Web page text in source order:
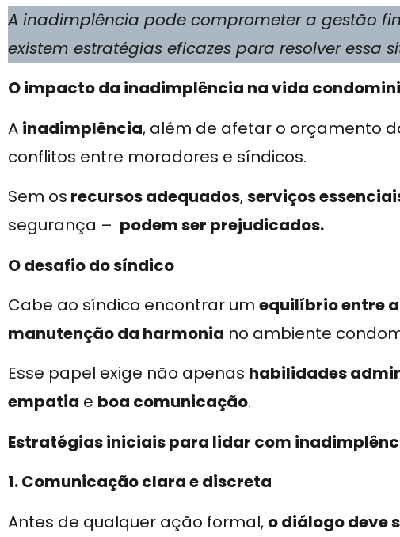
A inadimplência pode comprometer a gestão
existem estratégias eficazes para resolver essa
O impacto da inadimplência na vida
A inadimplência, além de afetar o orçamento
conflitos entre moradores e síndicos.
Sem os recursos adequados,serviços
segurança – podem ser prejudicados.
O desafio do síndico
Cabe ao síndico encontrar um equilíbrio entre
manutenção da harmonia no ambiente
Esse papel exige não apenas habilidades
empatia e boa comunicação.
Estratégias iniciais para lidar com
1. Comunicação clara e discreta
Antes de qualquer ação formal, o diálogo deve